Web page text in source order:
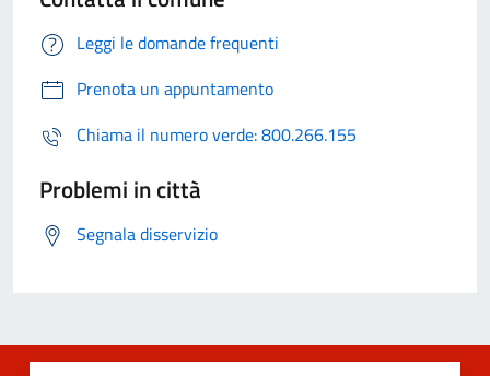
Leggi le domande frequenti
Prenota un appuntamento
Chiama il numero verde: 800.266.155
Problemi in città
Segnala disservizio